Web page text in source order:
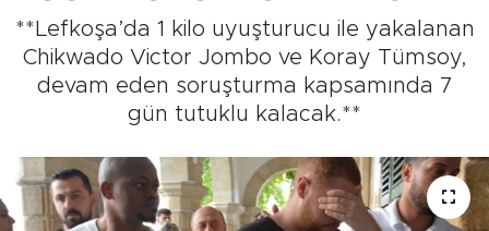
**Lefkoşa’da 1 kilo uyuşturucu ile yakalanan
Chikwado Victor Jombo ve Koray Tümsoy,
devam eden soruşturma kapsamında 7
gün tutuklu kalacak.**